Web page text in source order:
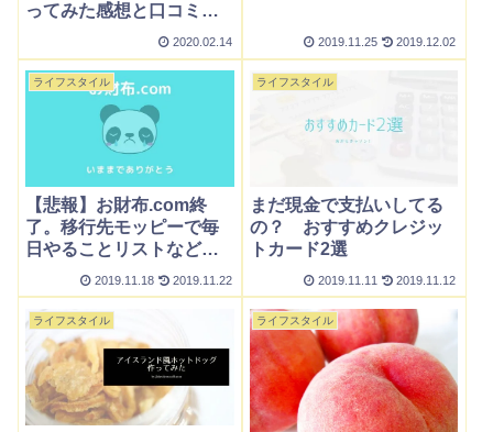
ってみた感想と口コミ情
2020.02.14 2019.11.25 2019.12.02
ライフスタイル
【悲報】お財布.com終
了。移行先モッピーで毎
日やることリストなどを
2019.11.18 2019.11.22
ライフスタイル
まだ現金で支払いしてる
の？ おすすめクレジッ
トカード2選
2019.11.11 2019.11.12
ライフスタイル ライフスタイル